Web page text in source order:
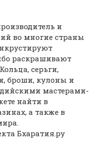
и
во многие страны
раскрашивают
серьги,
броши, кулоны и
мастерами-
найти в
а также в
Бхаратия.ру